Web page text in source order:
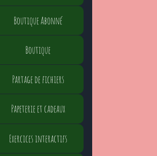
Boutique Abonné
Boutique
Partage de fichiers
Papeterie et cadeaux
Exercices interactifs